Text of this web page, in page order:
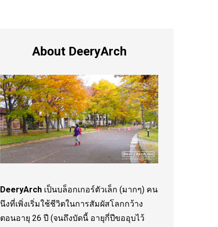
About DeeryArch
DeeryArch เป็นบล็อกเกอร์ตัวเล็ก (มากๆ) คน
นึงที่เพิ่งเริ่มใช้ชีวิตในการสัมผัสโลกกว้าง
ตอนอายุ 26 ปี (จนถึงบัดนี้ อายุกี่ปีขออุบไว้